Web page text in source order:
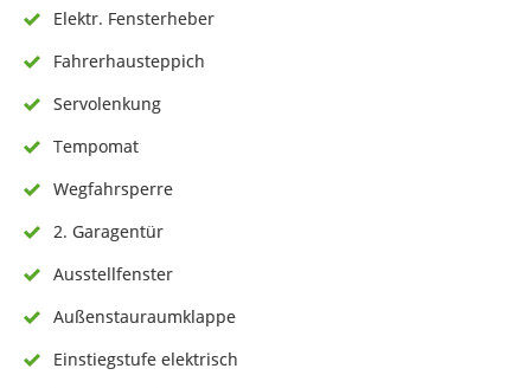
Elektr. Fensterheber
Fahrerhausteppich
Servolenkung
Tempomat
Wegfahrsperre
2. Garagentür
Ausstellfenster
Außenstauraumklappe
Einstiegstufe elektrisch